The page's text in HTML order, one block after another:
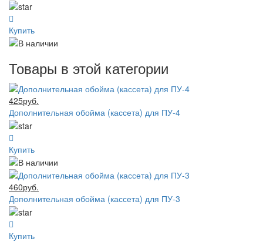
Купить
Товары в этой категории
425руб.
Дополнительная обойма (кассета) для ПУ-4
Купить
460руб.
Дополнительная обойма (кассета) для ПУ-3
Купить